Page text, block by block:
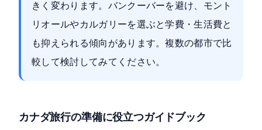
きく変わります。バンクーバーを避け、モント
リオールやカルガリーを選ぶと学費・生活費と
も抑えられる傾向があります。複数の都市で比
較して検討してみてください。
カナダ旅行の準備に役立つガイドブック